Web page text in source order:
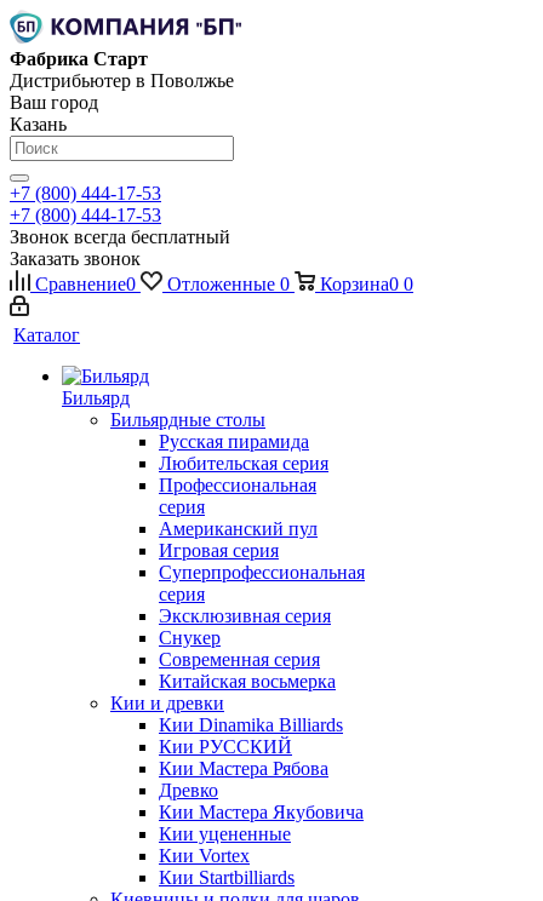
Фабрика Старт
Дистрибьютер в Поволжье
Ваш город
Казань
+7 (800) 444-17-53
+7 (800) 444-17-53
Звонок всегда бесплатный
Заказать звонок
Сравнение0 Отложенные 0 Корзина0 0
Каталог
Бильярд
Бильярдные столы
Русская пирамида
Любительская серия
Профессиональная
серия
Американский пул
Игровая серия
Суперпрофессиональная
серия
Эксклюзивная серия
Снукер
Современная серия
Китайская восьмерка
Кии и древки
Кии Dinamika Billiards
Кии РУССКИЙ
Кии Мастера Рябова
Древко
Кии Мастера Якубовича
Кии уцененные
Кии Vortex
Кии Startbilliards